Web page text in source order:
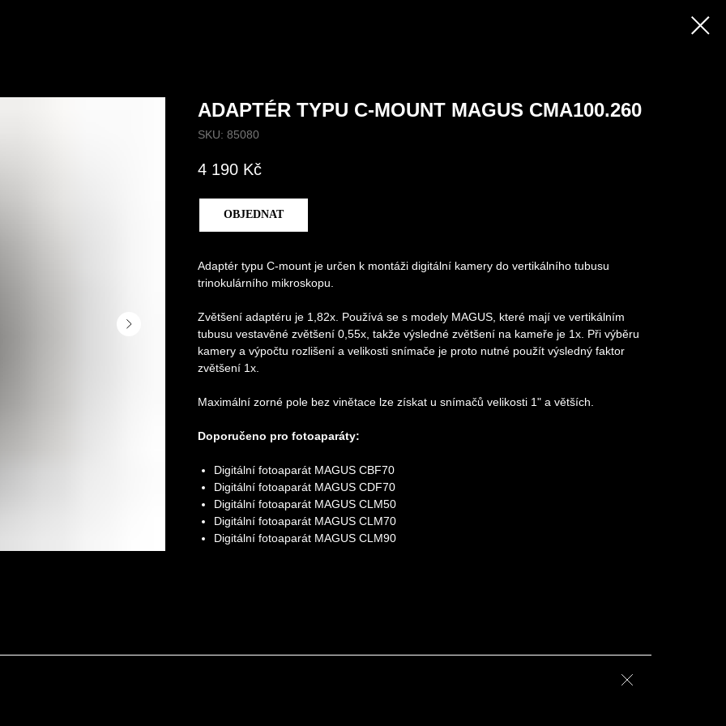
ADAPTÉR TYPU C-MOUNT MAGUS CMA100.260
SKU: 85080
4 190 Kč
OBJEDNAT
Adaptér typu C-mount je určen k montáži digitální kamery do vertikálního tubusu
trinokulárního mikroskopu.
Zvětšení adaptéru je 1,82x. Používá se s modely MAGUS, které mají ve vertikálním
tubusu vestavěné zvětšení 0,55x, takže výsledné zvětšení na kameře je 1x. Při výběru
kamery a výpočtu rozlišení a velikosti snímače je proto nutné použít výsledný faktor
zvětšení 1x.
Maximální zorné pole bez vinětace lze získat u snímačů velikosti 1" a větších.
Doporučeno pro fotoaparáty:
Digitální fotoaparát MAGUS CBF70
Digitální fotoaparát MAGUS CDF70
Digitální fotoaparát MAGUS CLM50
Digitální fotoaparát MAGUS CLM70
Digitální fotoaparát MAGUS CLM90